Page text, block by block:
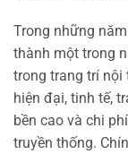
Trong những
thành một trong
trong trang trí nội
hiện đại, tinh tế,
bền cao và chi
truyền thống.